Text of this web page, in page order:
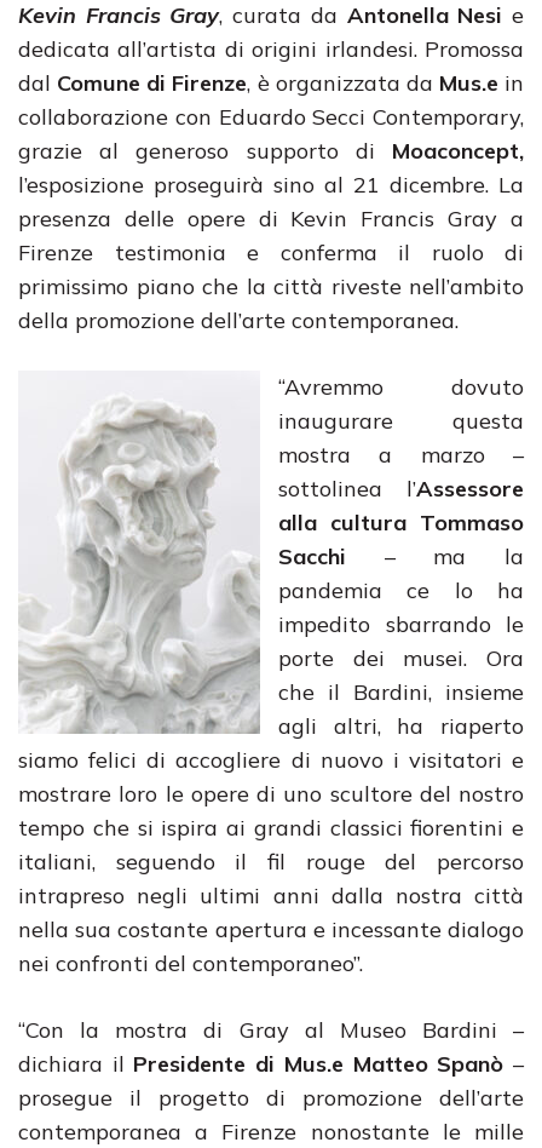
Kevin Francis Gray, curata da Antonella Nesi e
dedicata all’artista di origini irlandesi. Promossa
dal Comune di Firenze, è organizzata da Mus.e in
collaborazione con Eduardo Secci Contemporary,
grazie al generoso supporto di Moaconcept,
l’esposizione proseguirà sino al 21 dicembre. La
presenza delle opere di Kevin Francis Gray a
Firenze testimonia e conferma il ruolo di
primissimo piano che la città riveste nell’ambito
della promozione dell’arte contemporanea.
“Avremmo dovuto
inaugurare questa
mostra a marzo –
sottolinea l’Assessore
alla cultura Tommaso
Sacchi – ma la
pandemia ce lo ha
impedito sbarrando le
porte dei musei. Ora
che il Bardini, insieme
agli altri, ha riaperto
siamo felici di accogliere di nuovo i visitatori e
mostrare loro le opere di uno scultore del nostro
tempo che si ispira ai grandi classici fiorentini e
italiani, seguendo il fil rouge del percorso
intrapreso negli ultimi anni dalla nostra città
nella sua costante apertura e incessante dialogo
nei confronti del contemporaneo”.
“Con la mostra di Gray al Museo Bardini –
dichiara il Presidente di Mus.e Matteo Spanò–
prosegue il progetto di promozione dell’arte
contemporanea a Firenze nonostante le mille